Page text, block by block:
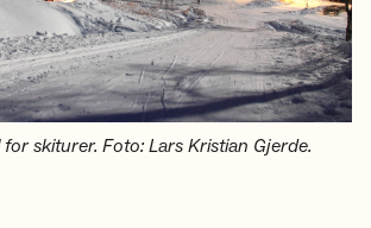
skiturer. Foto: Lars Kristian Gjerde.